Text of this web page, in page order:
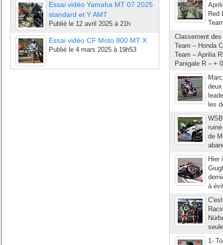
Essai vidéo Yamaha MT 07 2025
standard et Y AMT
Publié le 12 avril 2025 à 21h
Essai vidéo CF Moto 800 MT X
Publié le 4 mars 2025 à 19h53
Red
Classement
Team – Honda
Team – Aprilia
Panigale R – +
les
de
Hier
à
1-